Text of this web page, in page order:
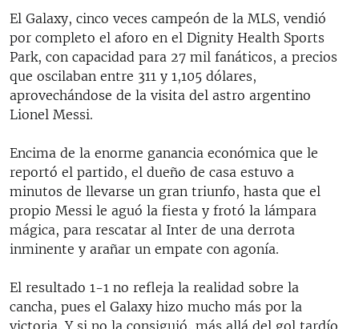
LA INVASIÓN DE RUSIA A UCRANIA
El Galaxy, cinco veces campeón de la MLS, vendió
por completo el aforo en el Dignity Health Sports
Park, con capacidad para 27 mil fanáticos, a precios
que oscilaban entre 311 y 1,105 dólares,
aprovechándose de la visita del astro argentino
Lionel Messi.
Encima de la enorme ganancia económica que le
reportó el partido, el dueño de casa estuvo a
minutos de llevarse un gran triunfo, hasta que el
propio Messi le aguó la fiesta y frotó la lámpara
mágica, para rescatar al Inter de una derrota
inminente y arañar un empate con agonía.
El resultado 1-1 no refleja la realidad sobre la
cancha, pues el Galaxy hizo mucho más por la
victoria. Y si no la consiguió, más allá del gol tardío